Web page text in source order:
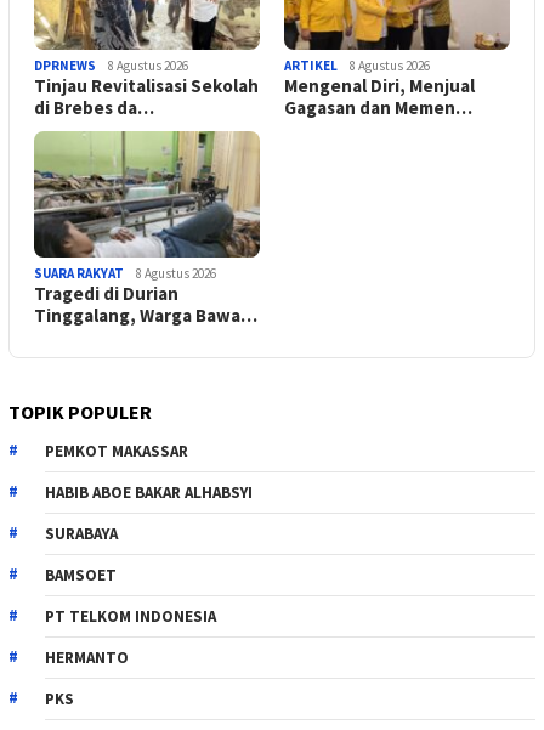
DPRNEWS 8 Agustus 2026
Tinjau Revitalisasi Sekolah
di Brebes da…
ARTIKEL 8 Agustus 2026
Mengenal Diri, Menjual
Gagasan dan Memen…
SUARA RAKYAT 8 Agustus 2026
Tragedi di Durian
Tinggalang, Warga Bawa…
TOPIK POPULER
PEMKOT MAKASSAR
HABIB ABOE BAKAR ALHABSYI
SURABAYA
BAMSOET
PT TELKOM INDONESIA
HERMANTO
PKS